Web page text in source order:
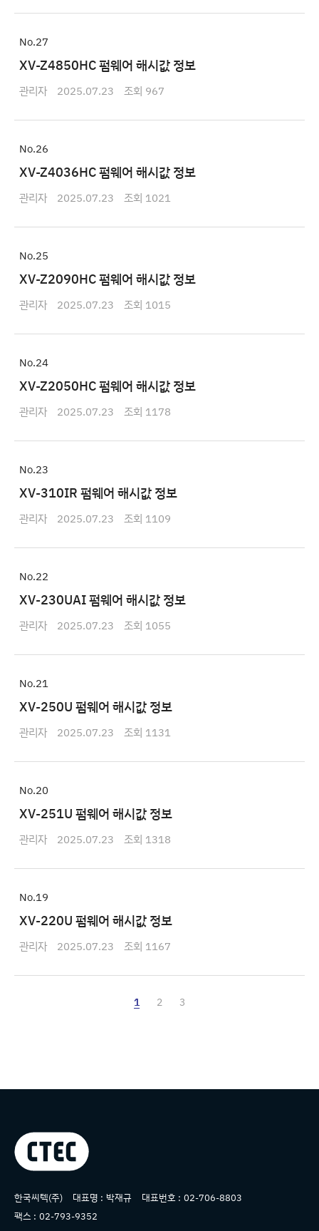
27
XV-Z4850HC 펌웨어 해시값 정보
관리자 2025.07.23 967
26
XV-Z4036HC 펌웨어 해시값 정보
관리자 2025.07.23 1021
25
XV-Z2090HC 펌웨어 해시값 정보
관리자 2025.07.23 1015
24
XV-Z2050HC 펌웨어 해시값 정보
관리자 2025.07.23 1178
23
XV-310IR 펌웨어 해시값 정보
관리자 2025.07.23 1109
22
XV-230UAI 펌웨어 해시값 정보
관리자 2025.07.23 1055
21
XV-250U 펌웨어 해시값 정보
관리자 2025.07.23 1131
20
XV-251U 펌웨어 해시값 정보
관리자 2025.07.23 1318
19
XV-220U 펌웨어 해시값 정보
관리자 2025.07.23 1167
1 2 3
상호명
한국씨텍(주) 대표명 : 박재규 대표번호 : 02-706-8803
팩스 : 02-793-9352